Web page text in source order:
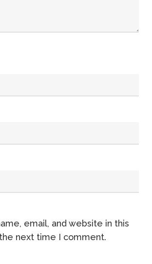
email, and website in this
next time I comment.